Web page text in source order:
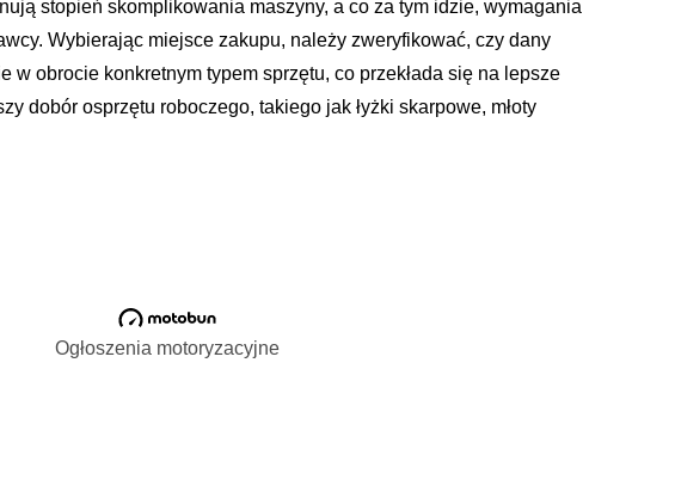
stopień skomplikowania maszyny, a co za tym idzie, wymagania
Wybierając miejsce zakupu, należy zweryfikować, czy dany
w obrocie konkretnym typem sprzętu, co przekłada się na lepsze
dobór osprzętu roboczego, takiego jak łyżki skarpowe, młoty
Ogłoszenia motoryzacyjne